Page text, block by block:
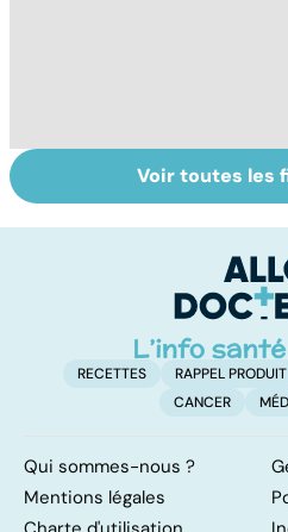
La tuberculose
pulmonaire
Voir toutes les
RECETTES RAPPEL PRODUIT
CANCER
Qui sommes-nous ?
Mentions légales